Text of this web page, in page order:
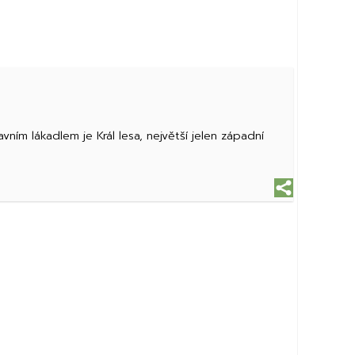
lákadlem je Král lesa, největší jelen západní